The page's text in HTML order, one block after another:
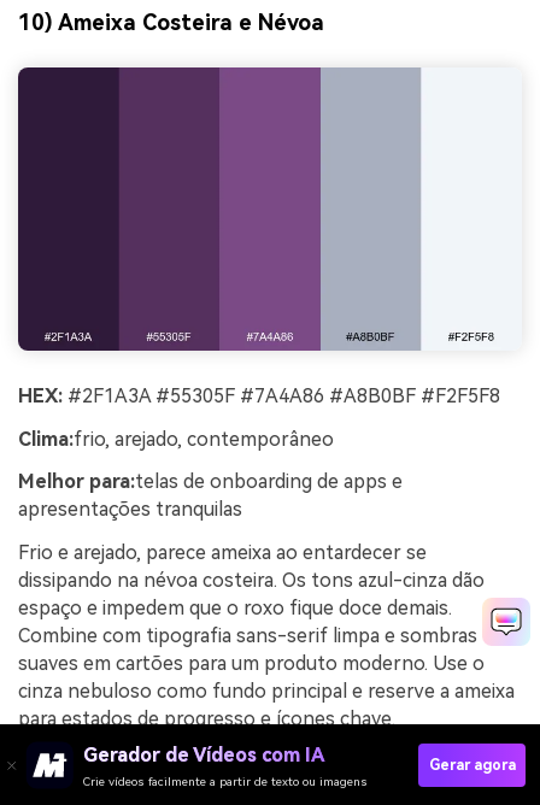
10) Ameixa Costeira e Névoa
HEX: #2F1A3A #55305F #7A4A86 #A8B0BF #F2F5F8
Clima:frio, arejado, contemporâneo
Melhor para:telas de onboarding de apps e
apresentações tranquilas
Frio e arejado, parece ameixa ao entardecer se
dissipando na névoa costeira. Os tons azul-cinza dão
espaço e impedem que o roxo fique doce demais.
Combine com tipografia sans-serif limpa e sombras
suaves em cartões para um produto moderno. Use o
cinza nebuloso como fundo principal e reserve a ameixa
para estados de progresso e ícones chave.
Exemplo de imagem das cores ameixa costeira e
névoa gerado com media.io
Gerador de Vídeos com IA
Crie vídeos facilmente a partir de texto ou imagens
Gerar agora